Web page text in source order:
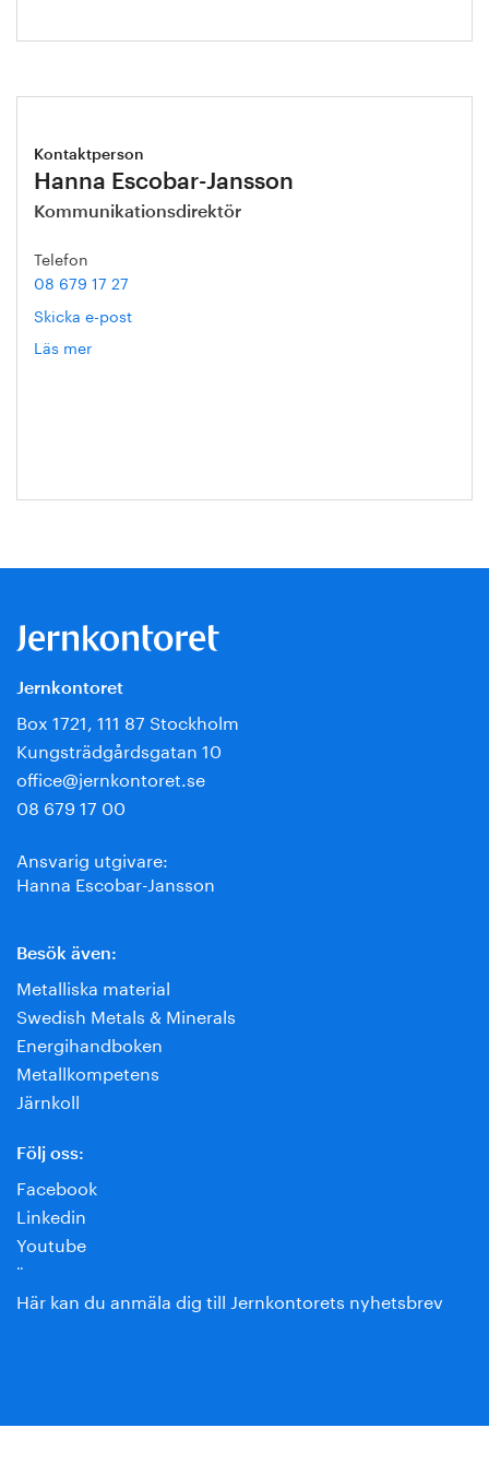
Kontaktperson
Hanna Escobar-Jansson
Kommunikationsdirektör
Telefon
08 679 17 27
Skicka e-post
Läs mer
Jernkontoret
Box 1721, 111 87 Stockholm
Kungsträdgårdsgatan 10
office@jernkontoret.se
08 679 17 00
Ansvarig utgivare:
Hanna Escobar-Jansson
Besök även:
Metalliska material
Swedish Metals & Minerals
Energihandboken
Metallkompetens
Järnkoll
Följ oss:
Facebook
Linkedin
Youtube
¨
Här kan du anmäla dig till Jernkontorets nyhetsbrev